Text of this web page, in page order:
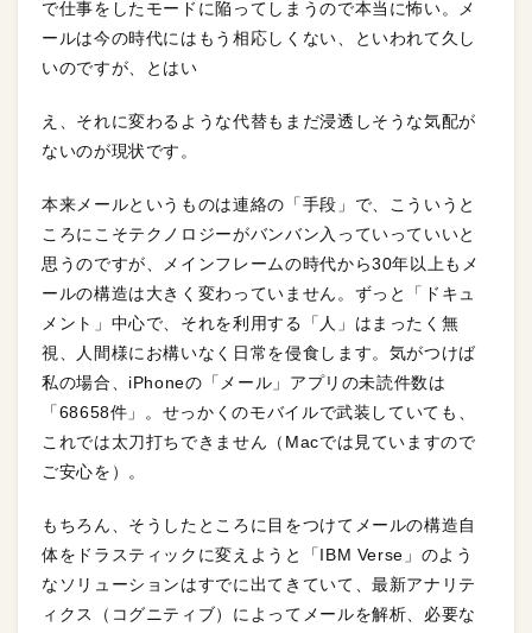
で仕事をしたモードに陥ってしまうので本当に怖い。メ
ールは今の時代にはもう相応しくない、といわれて久し
いのですが、とはい
え、それに変わるような代替もまだ浸透しそうな気配が
ないのが現状です。
本来メールというものは連絡の「手段」で、こういうと
ころにこそテクノロジーがバンバン入っていっていいと
思うのですが、メインフレームの時代から30年以上もメ
ールの構造は大きく変わっていません。ずっと「ドキュ
メント」中心で、それを利用する「人」はまったく無
視、人間様にお構いなく日常を侵食します。気がつけば
私の場合、iPhoneの「メール」アプリの未読件数は
「68658件」。せっかくのモバイルで武装していても、
これでは太刀打ちできません（Macでは見ていますので
ご安心を）。
もちろん、そうしたところに目をつけてメールの構造自
体をドラスティックに変えようと「IBM Verse」のよう
なソリューションはすでに出てきていて、最新アナリテ
ィクス（コグニティブ）によってメールを解析、必要な